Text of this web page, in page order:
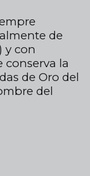
de
y con
conserva la
de Oro del
del